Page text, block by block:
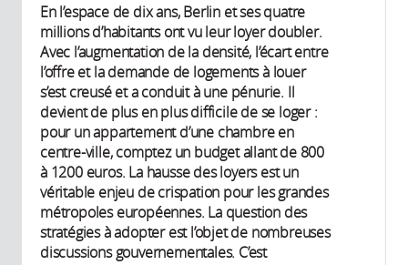
En l’espace de dix ans, Berlin et ses quatre
millions d’habitants ont vu leur loyer doubler.
Avec l’augmentation de la densité, l’écart entre
l’offre et la demande de logements à louer
s’est creusé et a conduit à une pénurie. Il
devient de plus en plus difficile de se loger :
pour un appartement d’une chambre en
centre-ville, comptez un budget allant de 800
à 1200 euros. La hausse des loyers est un
véritable enjeu de crispation pour les grandes
métropoles européennes. La question des
stratégies à adopter est l’objet de nombreuses
discussions gouvernementales. C’est